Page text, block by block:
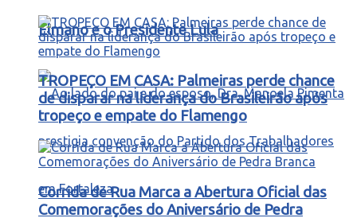
Elmano e o Presidente Lula
TROPEÇO EM CASA: Palmeiras perde chance
de disparar na liderança do Brasileirão após
tropeço e empate do Flamengo
Corrida de Rua Marca a Abertura Oficial das
Comemorações do Aniversário de Pedra